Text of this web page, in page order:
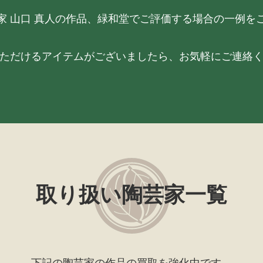
山口 真人の作品、緑和堂でご評価する場合の一例を
だけるアイテムがございましたら、お気軽にご連絡
取り扱い陶芸家一覧